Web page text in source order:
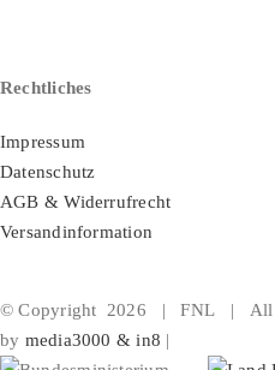
Rechtliches
Impressum
Datenschutz
AGB & Widerrufrecht
Versandinformation
© Copyright 2026 | FNL | All
by media3000 & in8 |